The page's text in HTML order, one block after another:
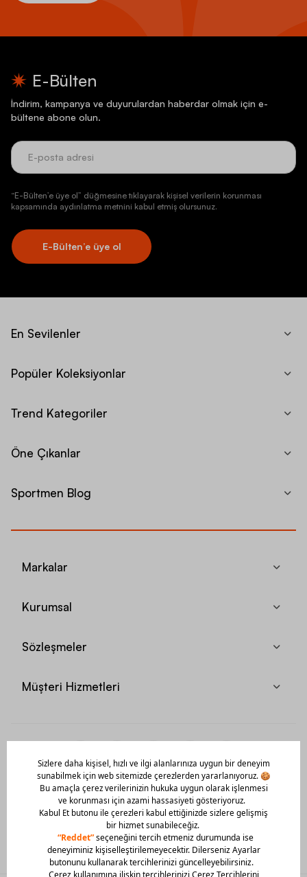
E-Bülten
İndirim, kampanya ve duyurulardan haberdar olmak için e-
bültene abone olun.
“E-Bülten’e üye ol” düğmesine tıklayarak kişisel verilerin korunması
kapsamında aydınlatma metnini kabul etmiş olursunuz.
E-Bülten’e üye ol
En Sevilenler
Popüler Koleksiyonlar
Trend Kategoriler
Öne Çıkanlar
Sportmen Blog
Markalar
Kurumsal
Sözleşmeler
Müşteri Hizmetleri
Mobil Uygulamamızı Hemen İndir!